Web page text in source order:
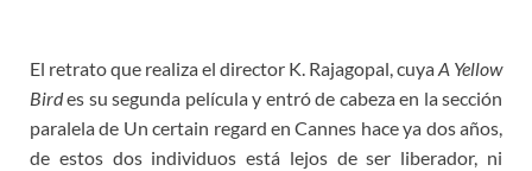
El retrato que realiza el director K. Rajagopal, cuyaA Yellow
Birdes su segunda película y entró de cabeza en la sección
paralela de Un certain regard en Cannes hace ya dos años,
de estos dos individuos está lejos de ser liberador, ni